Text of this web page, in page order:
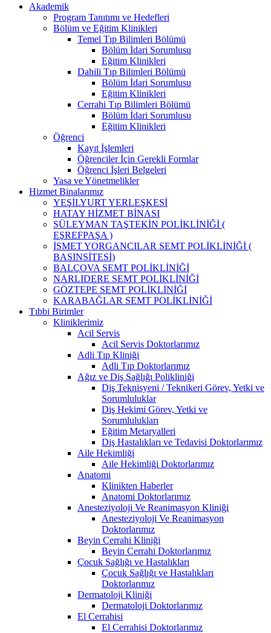
Akademik
Program Tanıtımı ve Hedefleri
Bölüm ve Eğitim Klinikleri
Temel Tıp Bilimleri Bölümü
Bölüm İdari Sorumlusu
Eğitim Klinikleri
Dahili Tıp Bilimleri Bölümü
Bölüm İdari Sorumlusu
Eğitim Klinikleri
Cerrahi Tıp Bilimleri Bölümü
Bölüm İdari Sorumlusu
Eğitim Klinikleri
Öğrenci
Kayıt İşlemleri
Öğrenciler İçin Gerekli Formlar
Öğrenci İşleri Belgeleri
Yasa ve Yönetmelikler
Hizmet Binalarımız
YEŞİLYURT YERLEŞKESİ
HATAY HİZMET BİNASI
SÜLEYMAN TAŞTEKİN POLİKLİNİĞİ (
EŞREFPAŞA )
İSMET YORGANCILAR SEMT POLİKLİNİĞİ (
BASINSİTESİ)
BALÇOVA SEMT POLİKLİNİĞİ
NARLIDERE SEMT POLİKLİNİĞİ
GÖZTEPE SEMT POLİKLİNİĞİ
KARABAĞLAR SEMT POLİKLİNİĞİ
Tıbbi Birimler
Kliniklerimiz
Acil Servis
Acil Servis Doktorlarımız
Adli Tıp Kliniği
Adli Tıp Doktorlarımız
Ağız ve Diş Sağlığı Polikliniği
Diş Teknisyeni / Teknikeri Görev, Yetki ve
Sorumluluklar
Diş Hekimi Görev, Yetki ve
Sorumlulukları
Eğitim Metaryalleri
Diş Hastalıkları ve Tedavisi Doktorlarımız
Aile Hekimliği
Aile Hekimliği Doktorlarımız
Anatomi
Klinikten Haberler
Anatomi Doktorlarımız
Anesteziyoloji Ve Reanimasyon Kliniği
Anesteziyoloji Ve Reanimasyon
Doktorlarımız
Beyin Cerrahi Kliniği
Beyin Cerrahi Doktorlarımız
Çocuk Sağlığı ve Hastalıkları
Çocuk Sağlığı ve Hastalıkları
Doktorlarımız
Dermatoloji Kliniği
Dermatoloji Doktorlarımız
El Cerrahisi
El Cerrahisi Doktorlarımız